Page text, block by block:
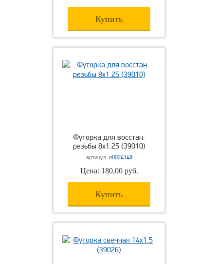
Купить
Футорка для восстан.
резьбы 8х1.25 (39010)
артикул: я0024348
Цена: 180,00 руб.
Купить